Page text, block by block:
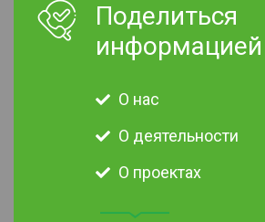
Поделиться
информацией
О нас
О деятельности
О проектах